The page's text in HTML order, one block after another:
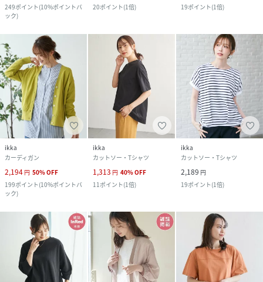
249ポイント(10%ポイントバ
ック)
20ポイント(1倍)
19ポイント(1倍)
ikka
カーディガン
2,194 円 50%OFF
199ポイント(10%ポイントバ
ック)
ikka
カットソー・Tシャツ
1,313 円 40%OFF
11 ポイント(1倍)
ikka
カットソー・Tシャツ
2,189 円
19ポイント(1倍)